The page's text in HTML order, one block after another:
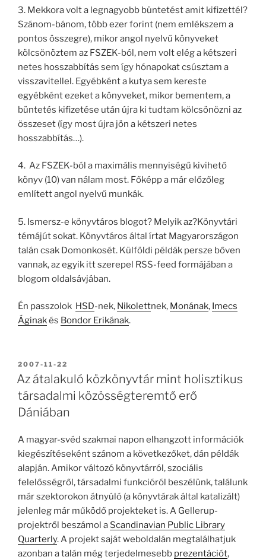
3. Mekkora volt a legnagyobb büntetést amit kifizettél?
Szánom-bánom, több ezer forint (nem emlékszem a
pontos összegre), mikor angol nyelvű könyveket
kölcsönöztem az FSZEK-ból, nem volt elég a kétszeri
netes hosszabbítás sem így hónapokat csúsztam a
visszavitellel. Egyébként a kutya sem kereste
egyébként ezeket a könyveket, mikor bementem, a
büntetés kifizetése után újra ki tudtam kölcsönözni az
összeset (így most újra jön a kétszeri netes
hosszabbítás…).
4. Az FSZEK-ból a maximális mennyiségű kivihető
könyv (10) van nálam most. Főképp a már előzőleg
említett angol nyelvű munkák.
5. Ismersz-e könyvtáros blogot? Melyik az?Könyvtári
témájút sokat. Könyvtáros által írtat Magyarországon
talán csak Domonkosét. Külföldi példák persze bőven
vannak, az egyik itt szerepel RSS-feed formájában a
blogom oldalsávjában.
Én passzolok HSD-nek, Nikolettnek, Monának, Imecs
Áginakés Bondor Erikának.
BEKÜLDVE:
2007-11-22
Az átalakuló közkönyvtár mint holisztikus
társadalmi közösségteremtő erő
Dániában
A magyar-svéd szakmai napon elhangzott információk
kiegészítéseként szánom a következőket, dán példák
alapján. Amikor változó könyvtárról, szociális
felelősségről, társadalmi funkcióról beszélünk, találunk
már szektorokon átnyúló (a könyvtárak által katalizált)
jelenleg már működő projekteket is. A Gellerup-
projektről beszámol a Scandinavian Public Library
Quarterly. A projekt saját weboldalán megtalálhatjuk
azonban a talán még terjedelmesebb prezentációt,